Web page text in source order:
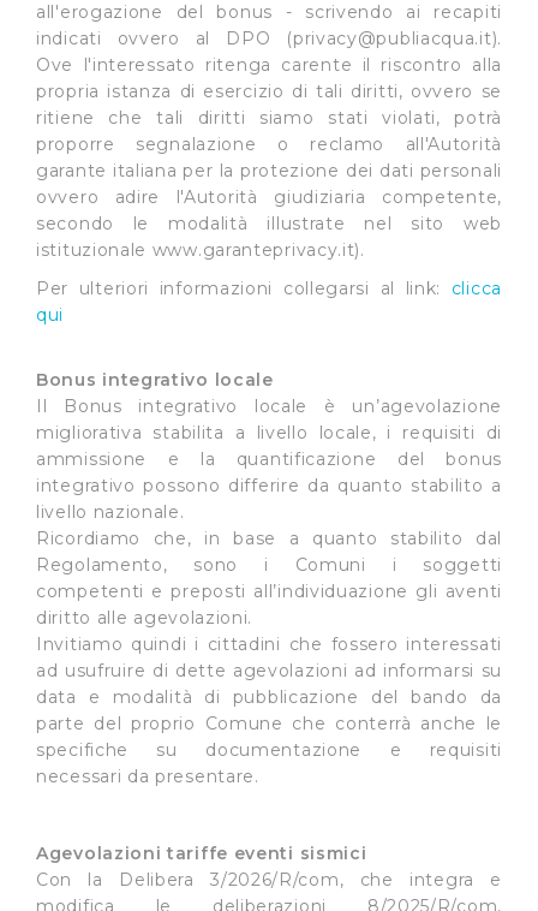
all'erogazione del bonus - scrivendo ai recapiti
indicati ovvero al DPO (privacy@publiacqua.it).
Ove l'interessato ritenga carente il riscontro alla
propria istanza di esercizio di tali diritti, ovvero se
ritiene che tali diritti siamo stati violati, potrà
proporre segnalazione o reclamo all'Autorità
garante italiana per la protezione dei dati personali
ovvero adire l'Autorità giudiziaria competente,
secondo le modalità illustrate nel sito web
istituzionale www.garanteprivacy.it).
Per ulteriori informazioni collegarsi al link: clicca
qui
Bonus integrativo locale
Il Bonus integrativo locale è un’agevolazione
migliorativa stabilita a livello locale, i requisiti di
ammissione e la quantificazione del bonus
integrativo possono differire da quanto stabilito a
livello nazionale.
Ricordiamo che, in base a quanto stabilito dal
Regolamento, sono i Comuni i soggetti
competenti e preposti all’individuazione gli aventi
diritto alle agevolazioni.
Invitiamo quindi i cittadini che fossero interessati
ad usufruire di dette agevolazioni ad informarsi su
data e modalità di pubblicazione del bando da
parte del proprio Comune che conterrà anche le
specifiche su documentazione e requisiti
necessari da presentare.
Agevolazioni tariffe eventi sismici
Con la Delibera 3/2026/R/com, che integra e
modifica le deliberazioni 8/2025/R/com,